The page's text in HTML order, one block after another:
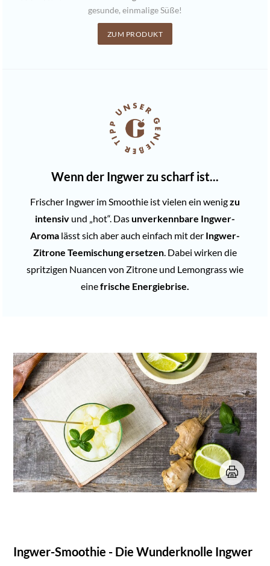
Ingwer-Smoothie - Die Wunderknolle Ingwer
gesunde, einmalige Süße!
ZUM PRODUKT
Wenn der Ingwer zu scharf ist...
Frischer Ingwer im Smoothie ist vielen ein wenigzu
intensiv und „hot“. Dasunverkennbare Ingwer-
Aroma lässt sich aber auch einfach mit der Ingwer-
Zitrone Teemischungersetzen. Dabei wirken die
spritzigen Nuancen von Zitrone und Lemongrass wie
einefrische Energiebrise.